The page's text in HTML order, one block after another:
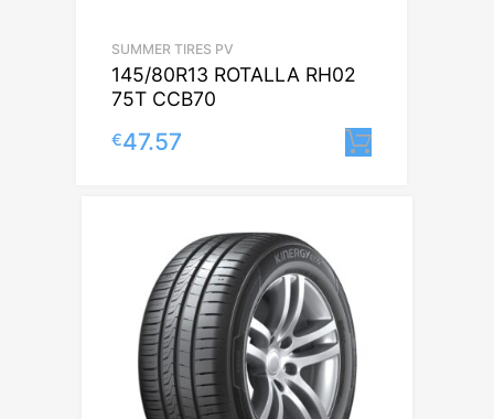
SUMMER TIRES PV
145/80R13 ROTALLA RH02
75T CCB70
€47.57